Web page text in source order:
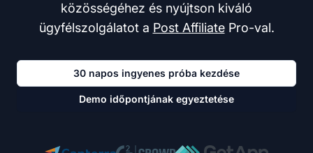
közösségéhez és nyújtson kiváló
ügyfélszolgálatot a Post AffiliatePro-val.
30 napos ingyenes próba kezdése
Demo időpontjának egyeztetése